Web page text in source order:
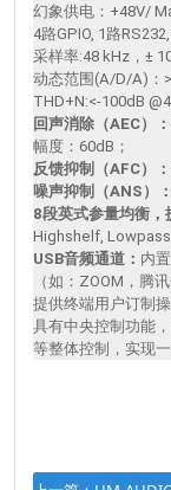
幻象供电：+48V/
4路GPIO, 1路
采样率:48 kHz，±
动态范围(A/D/A)：
THD+N:<-100dB
回声消除（AEC）：
幅度：60dB；
反馈抑制（AFC）：
噪声抑制（ANS）：
8段英式参量均衡，
Highshelf,
USB音频通道： 内
（如：ZOOM，腾
提供终端用户订制
具有中央控制功能
等整体控制，实现